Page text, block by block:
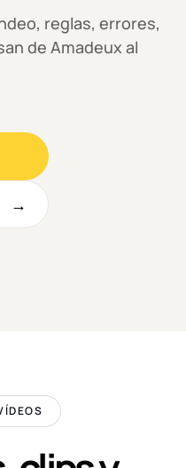
reglas, errores,
de Amadeux al